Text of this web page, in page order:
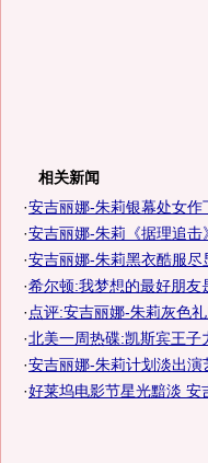
相关新闻
·安吉丽娜-朱莉银幕处女作
·安吉丽娜-朱莉《据理追击
·安吉丽娜-朱莉黑衣酷服尽
·希尔顿:我梦想的最好朋友
· 点评:安吉丽娜-朱莉灰色
·北美一周热碟:凯斯宾王子
·安吉丽娜-朱莉计划淡出
·好莱坞电影节星光黯淡 安